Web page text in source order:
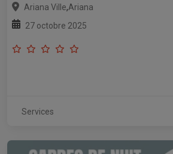
Ariana Ville,Ariana
27 octobre 2025
Services